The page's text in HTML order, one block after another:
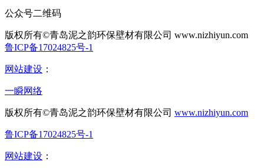
公众号二维码
版权所有©青岛泥之韵环保壁材有限公司 www.nizhiyun.com
鲁ICP备17024825号-1
网站建设 ：
一瞬网络
版权所有©青岛泥之韵环保壁材有限公司 www.nizhiyun.com
鲁ICP备17024825号-1
网站建设 ：